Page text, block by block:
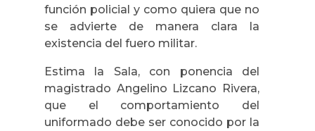
función policial y como quiera que no
se advierte de manera clara la
existencia del fuero militar.
Estima la Sala, con ponencia del
magistrado Angelino Lizcano Rivera,
que el comportamiento del
uniformado debe ser conocido por la